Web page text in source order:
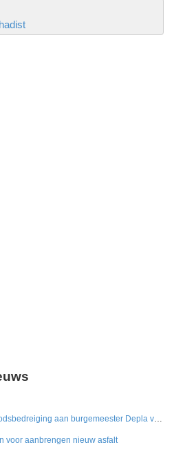
Vier aanhoudingen na doodsbedreiging aan burgemeester Depla van Breda
voor aanbrengen nieuw asfalt